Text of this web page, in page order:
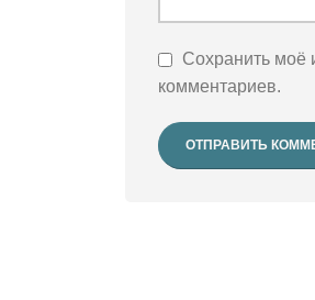
Сохранить моё
комментариев.